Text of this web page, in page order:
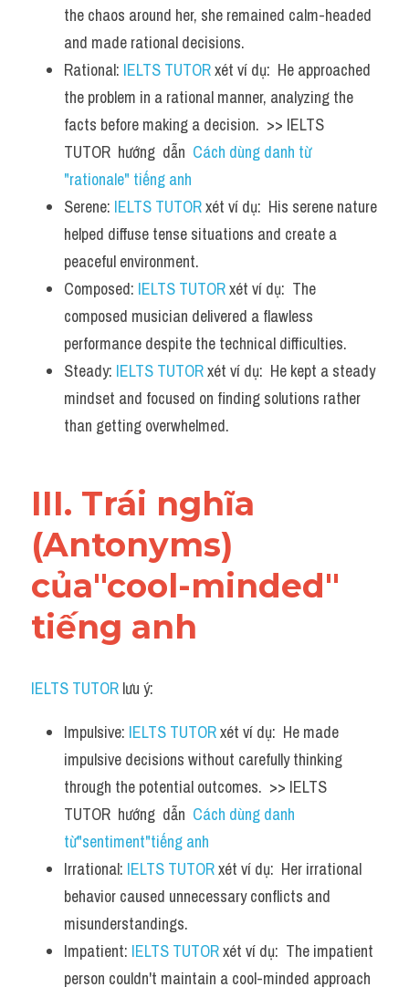
the chaos around her, she remained calm-headed
and made rational decisions.
Rational: IELTS TUTOR xét ví dụ:  He approached
the problem in a rational manner, analyzing the
facts before making a decision.  >> IELTS
TUTOR  hướng  dẫn Cách dùng danh từ
"rationale" tiếng anh
Serene: IELTS TUTOR xét ví dụ:  His serene nature
helped diffuse tense situations and create a
peaceful environment.
Composed: IELTS TUTOR xét ví dụ:  The
composed musician delivered a flawless
performance despite the technical difficulties.
Steady: IELTS TUTOR xét ví dụ:  He kept a steady
mindset and focused on finding solutions rather
than getting overwhelmed.
III. Trái nghĩa
(Antonyms)
của"cool-minded"
tiếng anh
IELTS TUTOR lưu ý:
Impulsive: IELTS TUTOR xét ví dụ:  He made
impulsive decisions without carefully thinking
through the potential outcomes.  >> IELTS
TUTOR  hướng  dẫn Cách dùng danh
từ"sentiment"tiếng anh
Irrational: IELTS TUTOR xét ví dụ:  Her irrational
behavior caused unnecessary conflicts and
misunderstandings.
Impatient: IELTS TUTOR xét ví dụ:  The impatient
person couldn't maintain a cool-minded approach